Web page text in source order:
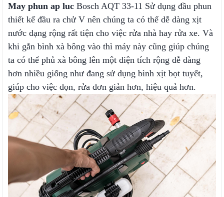
May phun ap luc Bosch AQT 33-11 Sử dụng đầu phun
thiết kế đầu ra chử V nên chúng ta có thể dễ dàng xịt
nước dạng rộng rất tiện cho việc rửa nhà hay rửa xe. Và
khi gắn bình xà bông vào thì máy này cũng giúp chúng
ta có thể phủ xà bông lên một diện tích rộng dễ dàng
hơn nhiều giống như đang sử dụng bình xịt bọt tuyết,
giúp cho việc dọn, rửa đơn giản hơn, hiệu quả hơn.